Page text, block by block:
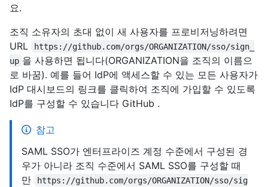
요.
조직 소유자의 초대 없이 새 사용자를 프로비저닝하려면
URL
https://github.com/orgs/ORGANIZATION/sso/sign_
up 을 사용하면 됩니다(ORGANIZATION을 조직의 이름으
로 바꿈). 예를 들어 IdP에 액세스할 수 있는 모든 사용자가
IdP 대시보드의 링크를 클릭하여 조직에 가입할 수 있도록
IdP를 구성할 수 있습니다 GitHub .
참고
SAML SSO가 엔터프라이즈 계정 수준에서 구성된 경
우가 아니라 조직 수준에서 SAML SSO를 구성할 때
만
https://github.com/orgs/ORGANIZATION/sso/sig